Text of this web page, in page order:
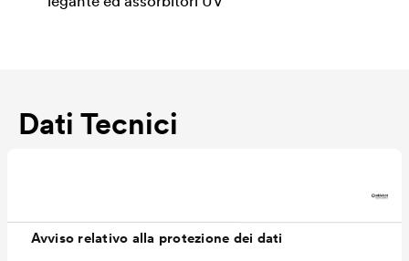
Avviso relativo alla protezione dei dati
Dati Tecnici
Tonalità
trasparente / 1105 bianco /